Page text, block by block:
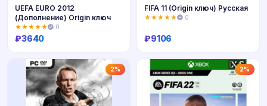
Купить
UEFA EURO 2012
(Дополнение) Origin ключ
★★★★★ 0
₽3640
Купить
FIFA 11 (Origin ключ) Русская
★★★★★ 0
₽9106
2% 2%